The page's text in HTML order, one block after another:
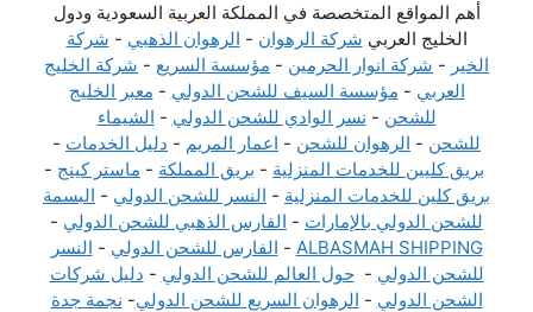
أهم المواقع المتخصصة في المملكة العربية السعودية ودول
الخليج العربي شركة الرهوان - الرهوان الذهبي - شركة
الخير - شركة انوار الحرمين - مؤسسة السريع - شركة الخليج
العربي - مؤسسة السيف للشحن الدولي - معبر الخليج
للشحن - نسر الوادي للشحن الدولي - الشيماء
للشحن - الرهوان للشحن - اعمار المريم - دليل الخدمات -
بريق كليين للخدمات المنزلية - بريق المملكة - ماستر كينج -
بريق كلين للخدمات المنزلية - النسر للشحن الدولي - البسمة
للشحن الدولي بالإمارات - الفارس الذهبي للشحن الدولي -
ALBASMAH SHIPPING
- الفارس للشحن الدولي - النسر
للشحن الدولي -حول العالم للشحن الدولي - دليل شركات
الشحن الدولي - الرهوان السريع للشحن الدولي- نجمة جدة